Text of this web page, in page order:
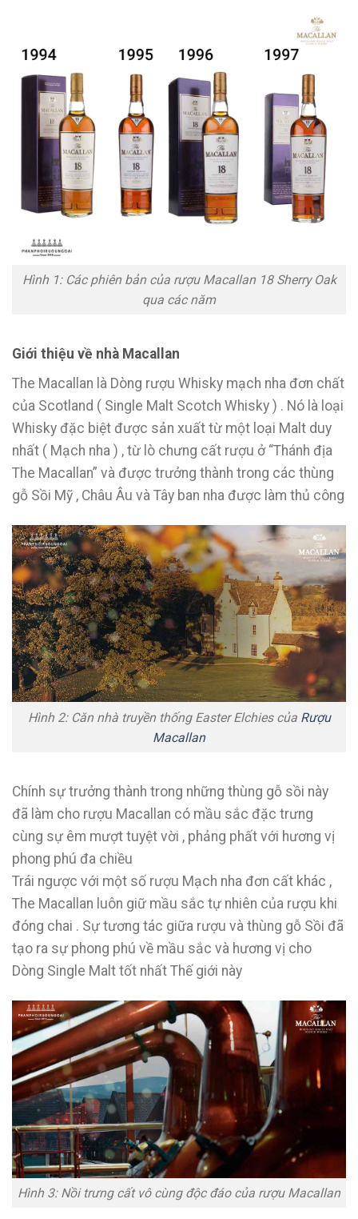
Hình 1: Các phiên bản của rượu Macallan 18 Sherry Oak
qua các năm
Giới thiệu về nhà Macallan
The Macallan là Dòng rượu Whisky mạch nha đơn chất
của Scotland ( Single Malt Scotch Whisky ) . Nó là loại
Whisky đặc biệt được sản xuất từ một loại Malt duy
nhất ( Mạch nha ) , từ lò chưng cất rượu ở “Thánh địa
The Macallan” và được trưởng thành trong các thùng
gỗ Sồi Mỹ , Châu Âu và Tây ban nha được làm thủ công
Hình 2: Căn nhà truyền thống Easter Elchies của Rượu
Macallan
Chính sự trưởng thành trong những thùng gỗ sồi này
đã làm cho rượu Macallan có mầu sắc đặc trưng
cùng sự êm mượt tuyệt vời , phảng phất với hương vị
phong phú đa chiều
Trái ngược với một số rượu Mạch nha đơn cất khác ,
The Macallan luôn giữ mầu sắc tự nhiên của rượu khi
đóng chai . Sự tương tác giữa rượu và thùng gỗ Sồi đã
tạo ra sự phong phú về mầu sắc và hương vị cho
Dòng Single Malt tốt nhất Thế giới này
Hình 3: Nồi trưng cất vô cùng độc đáo của rượu Macallan